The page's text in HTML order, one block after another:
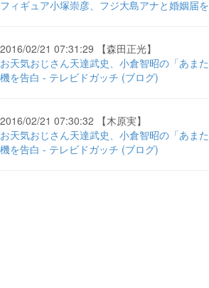
フィギュア小塚崇彦、フジ大島アナと婚姻届
2016/02/21 07:31:29 【森田正光】
お天気おじさん天達武史、小倉智昭の「あま
機を告白 - テレビドガッチ (ブログ)
2016/02/21 07:30:32 【木原実】
お天気おじさん天達武史、小倉智昭の「あま
機を告白 - テレビドガッチ (ブログ)